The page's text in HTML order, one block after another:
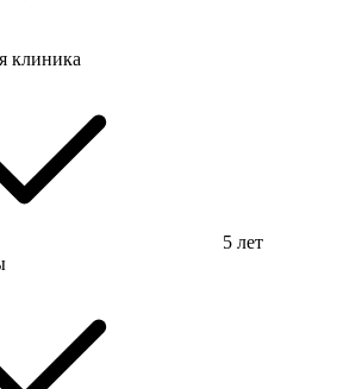
клиника
5 лет